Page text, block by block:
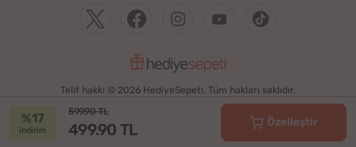
%17
indirim
599.90 TL
499.90 TL Özelleştir
Telif hakkı © 2026 HediyeSepeti. Tüm hakları saklıdır.